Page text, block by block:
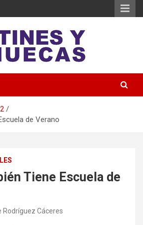
2
de Verano
Tiene Escuela de
Rodríguez Cáceres